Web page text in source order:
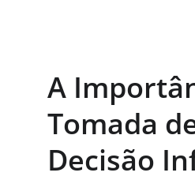
A
Tomada
Decisão